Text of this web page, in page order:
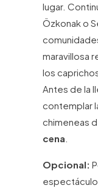
lugar.
Özkonak o
maravillosa
los
Antes de la
contemplar
chimeneas
cena
Opcional: